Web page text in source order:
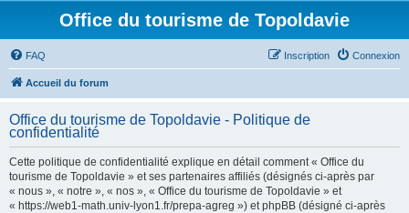
Office du tourisme de Topoldavie
FAQ Connexion
Inscription
Accueil du forum
Office du tourisme de Topoldavie - Politique de
confidentialité
Cette politique de confidentialité explique en détail comment « Office du
tourisme de Topoldavie » et ses partenaires affiliés (désignés ci-après par
« nous », « notre », « nos », « Office du tourisme de Topoldavie » et
« https://web1-math.univ-lyon1.fr/prepa-agreg ») et phpBB (désigné ci-après